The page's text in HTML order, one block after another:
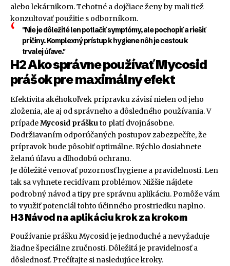
alebo lekárnikom. Tehotné a dojčiace ženy by mali tiež
konzultovať použitie s odborníkom.
"Nie je dôležité len potlačiť symptómy, ale pochopiť a riešiť
príčiny. Komplexný prístup k hygiene nôh je cestou k
trvalej úľave."
H2 Ako správne používať Mycosid
prášok pre maximálny efekt
Efektivita akéhokoľvek prípravku závisí nielen od jeho
zloženia, ale aj od správneho a dôsledného používania. V
prípadeMycosid práškuto platí dvojnásobne.
Dodržiavaním odporúčaných postupov zabezpečíte, že
prípravok bude pôsobiť optimálne. Rýchlo dosiahnete
želanú úľavu a dlhodobú ochranu.
Je dôležité venovať pozornosť hygiene a pravidelnosti. Len
tak sa vyhnete recidívam problémov. Nižšie nájdete
podrobný návod a tipy pre správnu aplikáciu. Pomôže vám
to využiť potenciál tohto účinného prostriedku naplno.
H3 Návod na aplikáciu krok za krokom
Používanie prášku Mycosid je jednoduché a nevyžaduje
žiadne špeciálne zručnosti. Dôležitá je pravidelnosť a
dôslednosť. Prečítajte si nasledujúce kroky.